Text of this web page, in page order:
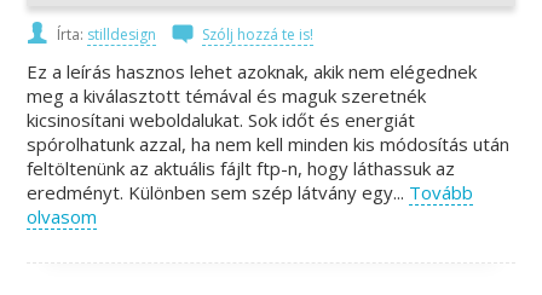
Írta: stilldesign Szólj hozzá te is!
Ez a leírás hasznos lehet azoknak, akik nem elégednek
meg a kiválasztott témával és maguk szeretnék
kicsinosítani weboldalukat. Sok időt és energiát
spórolhatunk azzal, ha nem kell minden kis módosítás után
feltöltenünk az aktuális fájlt ftp-n, hogy láthassuk az
eredményt. Különben sem szép látvány egy... Tovább
olvasom